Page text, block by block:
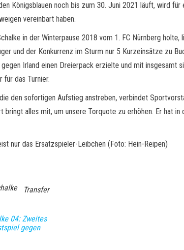
Königsblauen noch bis zum 30. Juni 2021 läuft, wird
vereinbart haben.
in der Winterpause 2018 vom 1. FC Nürnberg
und der Konkurrenz im Sturm nur 5 Kurzeinsätze zu
Irland einen Dreierpack erzielte und mit
für das Turnier.
den sofortigen Aufstieg anstreben, verbindet
bringt alles mit, um unsere Torquote zu erhöhen. Er hat
nur das Ersatzspieler-Leibchen (Foto: Hein-Reipen)
Transfer
04: Zweites
gegen